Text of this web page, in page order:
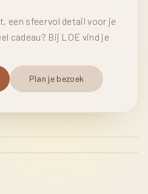
een sfeervol detail voor je
cadeau? Bij LOE vind je
Plan je bezoek
meer om jezelf te
karakter
die je huis een